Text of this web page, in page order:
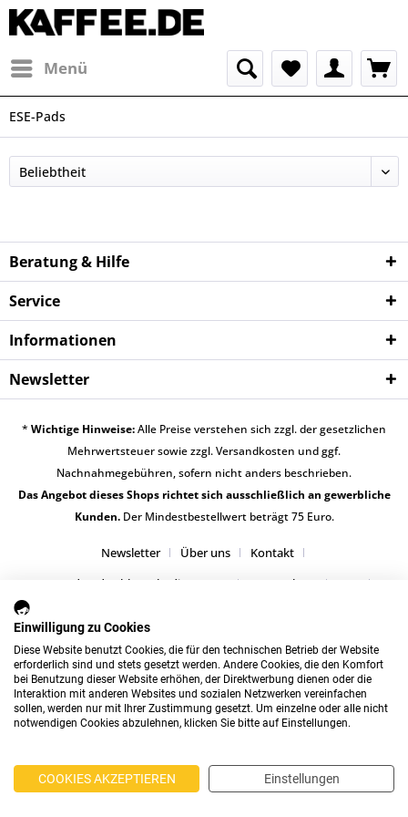
Menü
ESE-Pads
Beratung & Hilfe
Service
Informationen
Newsletter
* Wichtige Hinweise:Alle Preise verstehen sich zzgl. der gesetzlichen
Mehrwertsteuer sowie zzgl.Versandkosten und ggf.
Nachnahmegebühren, sofern nicht anders beschrieben.
Das Angebot dieses Shops richtet sich ausschließlich an gewerbliche
Kunden.Der Mindestbestellwert beträgt 75 Euro.
Newsletter Über uns
Kontakt
Versand und Zahlungsbedingungen
Datenschutz
Einwilligung zu Cookies
Diese Website benutzt Cookies, die für den technischen Betrieb der Website
erforderlich sind und stets gesetzt werden. Andere Cookies, die den Komfort
bei Benutzung dieser Website erhöhen, der Direktwerbung dienen oder die
Interaktion mit anderen Websites und sozialen Netzwerken vereinfachen
sollen, werden nur mit Ihrer Zustimmung gesetzt. Um einzelne oder alle nicht
notwendigen Cookies abzulehnen, klicken Sie bitte auf Einstellungen.
COOKIES AKZEPTIEREN Einstellungen